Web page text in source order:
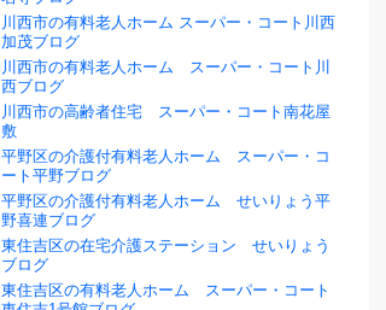
川西市の有料老人ホーム スーパー・コート川西
加茂ブログ
川西市の有料老人ホーム スーパー・コート川
西ブログ
川西市の高齢者住宅 スーパー・コート南花屋
敷
平野区の介護付有料老人ホーム スーパー・コ
ート平野ブログ
平野区の介護付有料老人ホーム せいりょう平
野喜連ブログ
東住吉区の在宅介護ステーション せいりょう
ブログ
東住吉区の有料老人ホーム スーパー・コート